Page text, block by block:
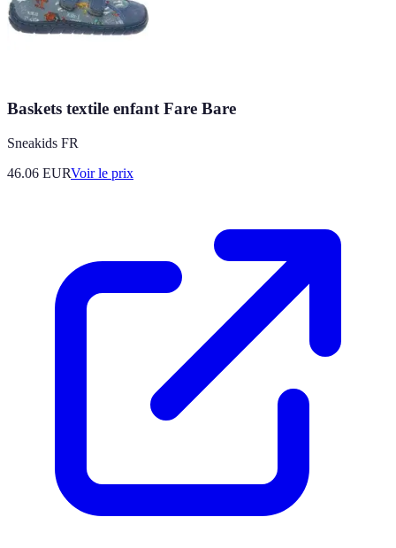
Baskets textile enfant Fare Bare
Sneakids FR
46.06 EURVoir le prix